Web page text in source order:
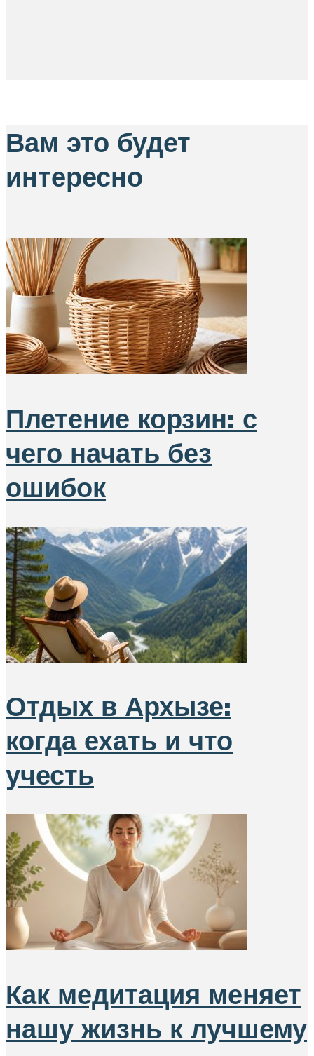
Вам это будет
интересно
Плетение корзин: с
чего начать без
ошибок
Отдых в Архызе:
когда ехать и что
учесть
Как медитация меняет
нашу жизнь к лучшему